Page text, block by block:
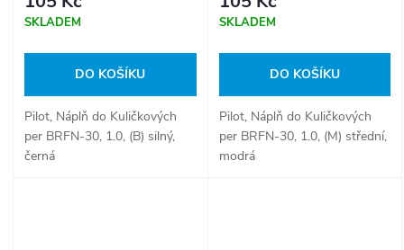
SKLADEM
DO KOŠÍKU
Pilot, Náplň do Kuličkových
per BRFN-30, 1.0, (B) silný,
černá
SKLADEM
DO KOŠÍKU
Pilot, Náplň do Kuličkových
per BRFN-30, 1.0, (M) střední,
modrá